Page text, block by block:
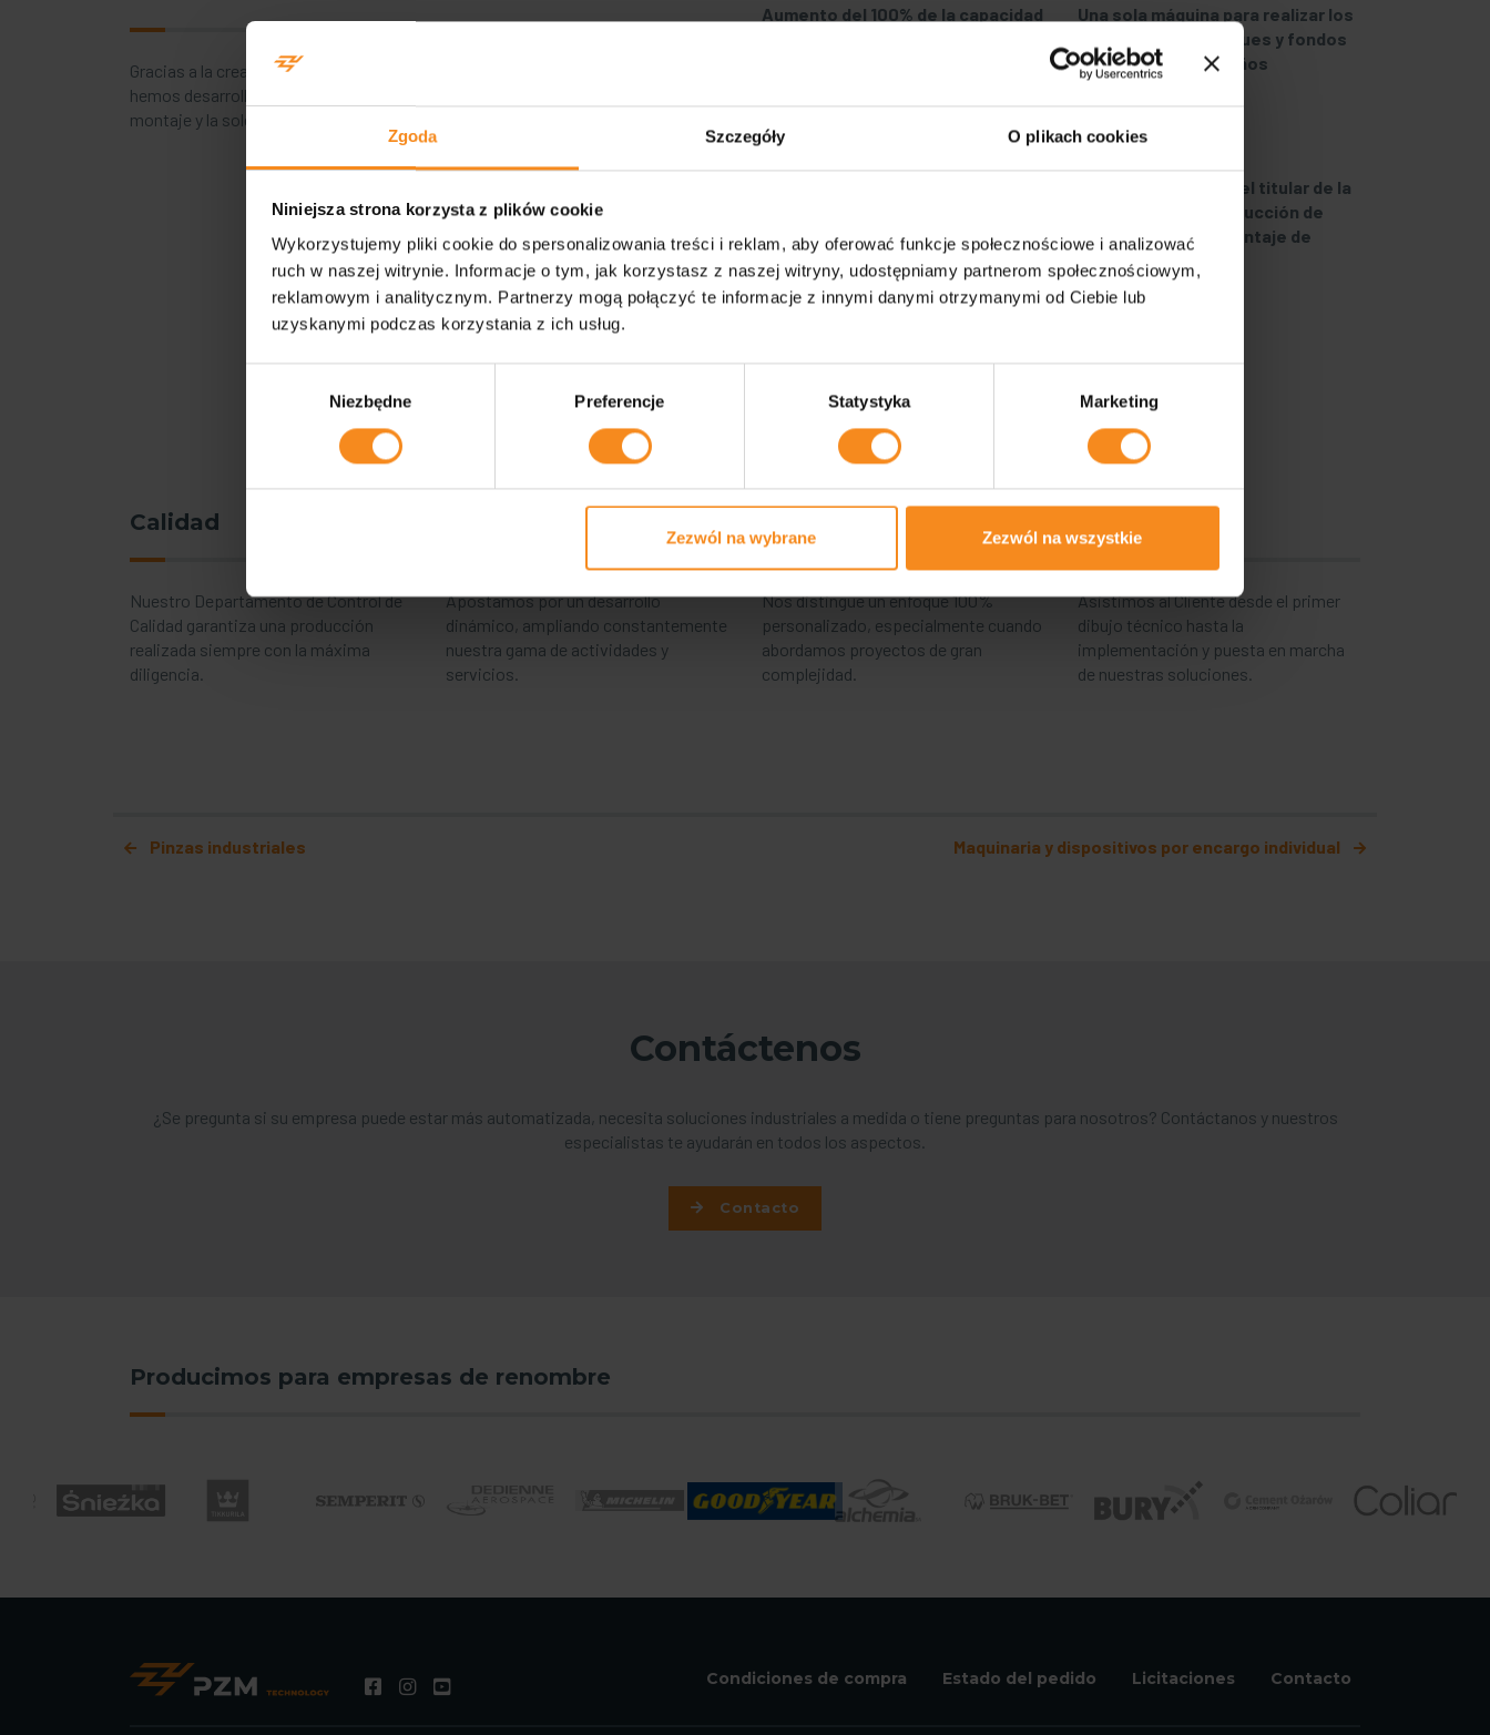
Zgoda Szczegóły O plikach cookies
Niniejsza strona korzysta z plików cookie
Wykorzystujemy pliki cookie do spersonalizowania treści i reklam, aby oferować funkcje społecznościowe i analizować
ruch w naszej witrynie. Informacje o tym, jak korzystasz z naszej witryny, udostępniamy partnerom społecznościowym,
reklamowym i analitycznym. Partnerzy mogą połączyć te informacje z innymi danymi otrzymanymi od Ciebie lub
uzyskanymi podczas korzystania z ich usług.
Niezbędne Preferencje Statystyka Marketing
Zezwól na wybrane Zezwól na wszystkie
Gracias a la creatividad de nuestro equipo de ingenieros experimentados,
hemos desarrollado un diseño único de una máquina automatizada para el
montaje y la soldadura de tanques.
Aumento del 100% de la capacidad
Una sola máquina para realizar los
trabajos en las tanques y fondos
de diferentes tamaños
3
integrado con un robot
4
PZM Technology es el titular de la
patente para la producción de
máquinas para el montaje de
tanques
Calidad
Nuestro Departamento de Control de
Calidad garantiza una producción
realizada siempre con la máxima
diligencia.
Apostamos por un desarrollo
dinámico, ampliando constantemente
nuestra gama de actividades y
servicios.
Nos distingue un enfoque 100%
personalizado, especialmente cuando
abordamos proyectos de gran
complejidad.
Asistimos al Cliente desde el primer
dibujo técnico hasta la
implementación y puesta en marcha
de nuestras soluciones.
Mensaje de navegación
Pinzas industriales Maquinaria y dispositivos por encargo individual
Contáctenos
¿Se pregunta si su empresa puede estar más automatizada, necesita soluciones industriales a medida o tiene preguntas para nosotros? Contáctanos y nuestros
especialistas te ayudarán en todos los aspectos.
Contacto
Producimos para empresas de renombre
Condiciones de compra Estado del pedido Licitaciones Contacto